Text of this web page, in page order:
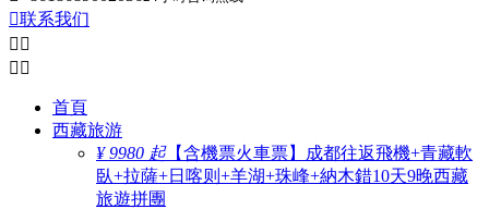
联系我们
 
 
首頁
西藏旅游
¥ 9980 起【含機票火車票】成都往返飛機+青藏軟
臥+拉薩+日喀则+羊湖+珠峰+納木錯10天9晚西藏
旅遊拼團